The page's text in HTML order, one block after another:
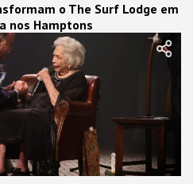
o The Surf Lodge em
nos Hamptons